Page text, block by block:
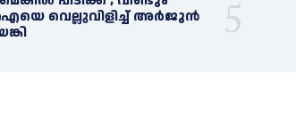
വെല്ലുവിളിച്ച്‌ അര്‍ജുന്‍